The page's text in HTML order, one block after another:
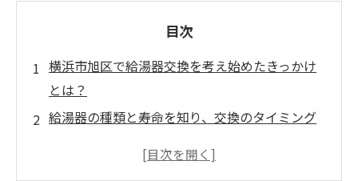
目次
横浜市旭区で給湯器交換を考え始めたきっかけ
とは？
給湯器の種類と寿命を知り、交換のタイミング
交換にかかる費用と工事内容を詳しくチェック